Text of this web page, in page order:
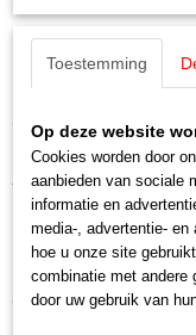
E606703
Schaal
H0 (1:87)
Märklin
Uitverkocht bij Märklin
Ook interessant
Toestemming
Op deze website
Cookies worden door
aanbieden van sociale
informatie en
media-, advertentie-
hoe u onze site
combinatie met andere
door uw gebruik van